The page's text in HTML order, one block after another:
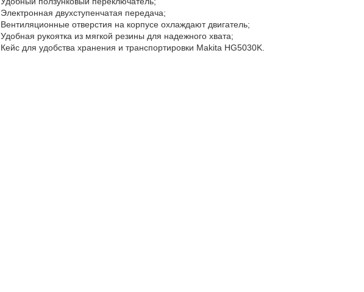
Электронная двухступенчатая передача;
Вентиляционные отверстия на корпусе охлаждают двигатель;
Удобная рукоятка из мягкой резины для надежного хвата;
Кейс для удобства хранения и транспортировки Makita HG5030K.